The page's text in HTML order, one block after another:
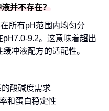
并不存在？
所有pH范围内均匀分
9.2。这意味着超出
冲液配方的适配性。
酸碱度需求
和蛋白稳定性